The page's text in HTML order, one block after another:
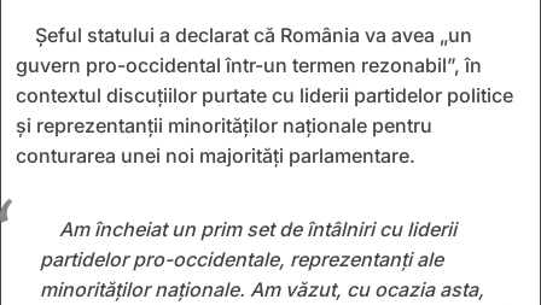
Șeful statului a declarat că România va avea „un
guvern pro-occidental într-un termen rezonabil”, în
contextul discuțiilor purtate cu liderii partidelor politice
și reprezentanții minorităților naționale pentru
conturarea unei noi majorități parlamentare.
Am încheiat un prim set de întâlniri cu liderii
partidelor pro-occidentale, reprezentanți ale
minorităților naționale. Am văzut, cu ocazia asta,